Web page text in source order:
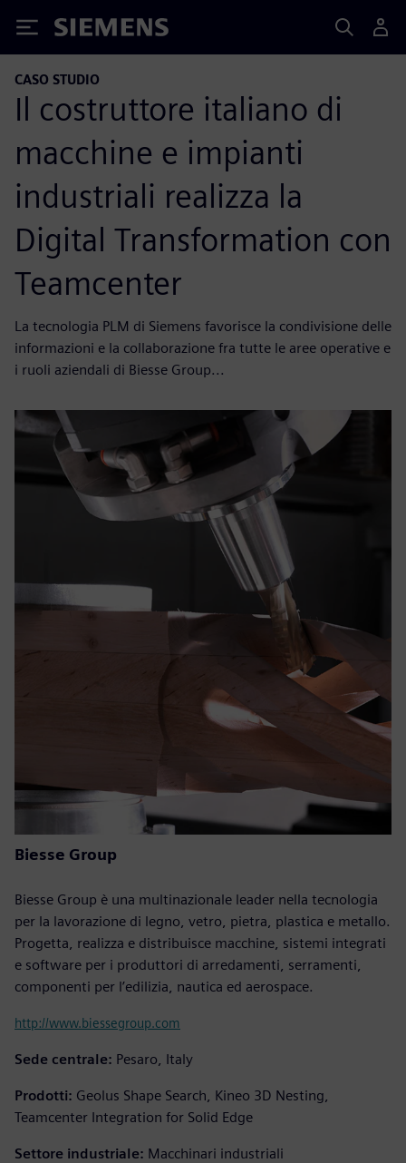
Siemens
CASO STUDIO
Il costruttore italiano di
macchine e impianti
industriali realizza la
Digital Transformation con
Teamcenter
La tecnologia PLM di Siemens favorisce la condivisione delle
informazioni e la collaborazione fra tutte le aree operative e
i ruoli aziendali di Biesse Group...
Biesse Group
Biesse Group è una multinazionale leader nella tecnologia
per la lavorazione di legno, vetro, pietra, plastica e metallo.
Progetta, realizza e distribuisce macchine, sistemi integrati
e software per i produttori di arredamenti, serramenti,
componenti per l’edilizia, nautica ed aerospace.
http://www.biessegroup.com
Sede centrale: Pesaro, Italy
Prodotti: Geolus Shape Search, Kineo 3D Nesting,
Teamcenter Integration for Solid Edge
Settore industriale: Macchinari industriali